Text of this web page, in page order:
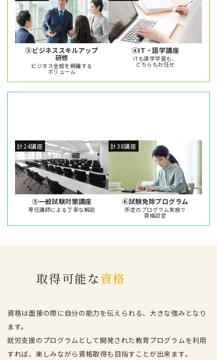
③ビジネススキルアップ
研修
ビジネス全般を網羅する
ボリューム
④IT・語学講座
ITも語学学習も、
どちらもお任せ
計24講座
⑤一般試験対策講座
専任講師による丁寧な解説
計38講座
⑥試験免除プログラム
所定のプログラム実施で
資格認定
取得可能な資格
資格は面接の際に自分の能力を伝えられる、大きな強みとなり
ます。
就労支援のプログラムとして開発された教育プログラムを利用
すれば、 楽しみながら資格取得も目指すことが出来ます。